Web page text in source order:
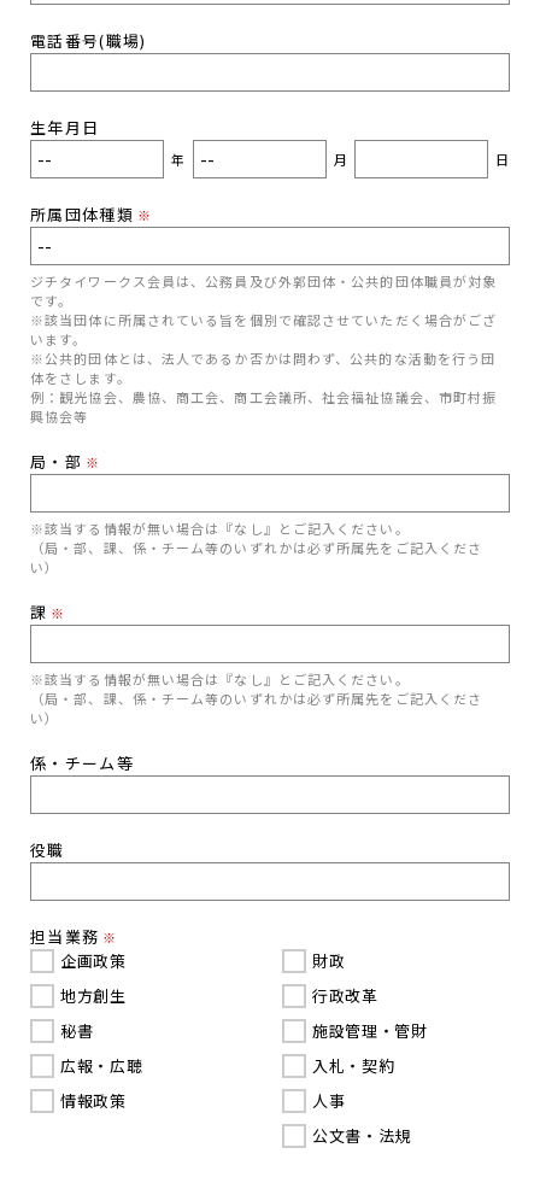
電話番号(職場)
生年月日
年 月 日
所属団体種類 ※
ジチタイワークス会員は、公務員及び外郭団体・公共的団体職員が対象
です。
※該当団体に所属されている旨を個別で確認させていただく場合がござ
います。
※公共的団体とは、法人であるか否かは問わず、公共的な活動を行う団
体をさします。
例：観光協会、農協、商工会、商工会議所、社会福祉協議会、市町村振
興協会等
局・部 ※
※該当する情報が無い場合は『なし』とご記入ください。
（局・部、課、係・チーム等のいずれかは必ず所属先をご記入くださ
い）
課 ※
※該当する情報が無い場合は『なし』とご記入ください。
（局・部、課、係・チーム等のいずれかは必ず所属先をご記入くださ
い）
係・チーム等
役職
担当業務 ※
企画政策
地方創生
秘書
広報・広聴
情報政策
財政
行政改革
施設管理・管財
入札・契約
人事
公文書・法規